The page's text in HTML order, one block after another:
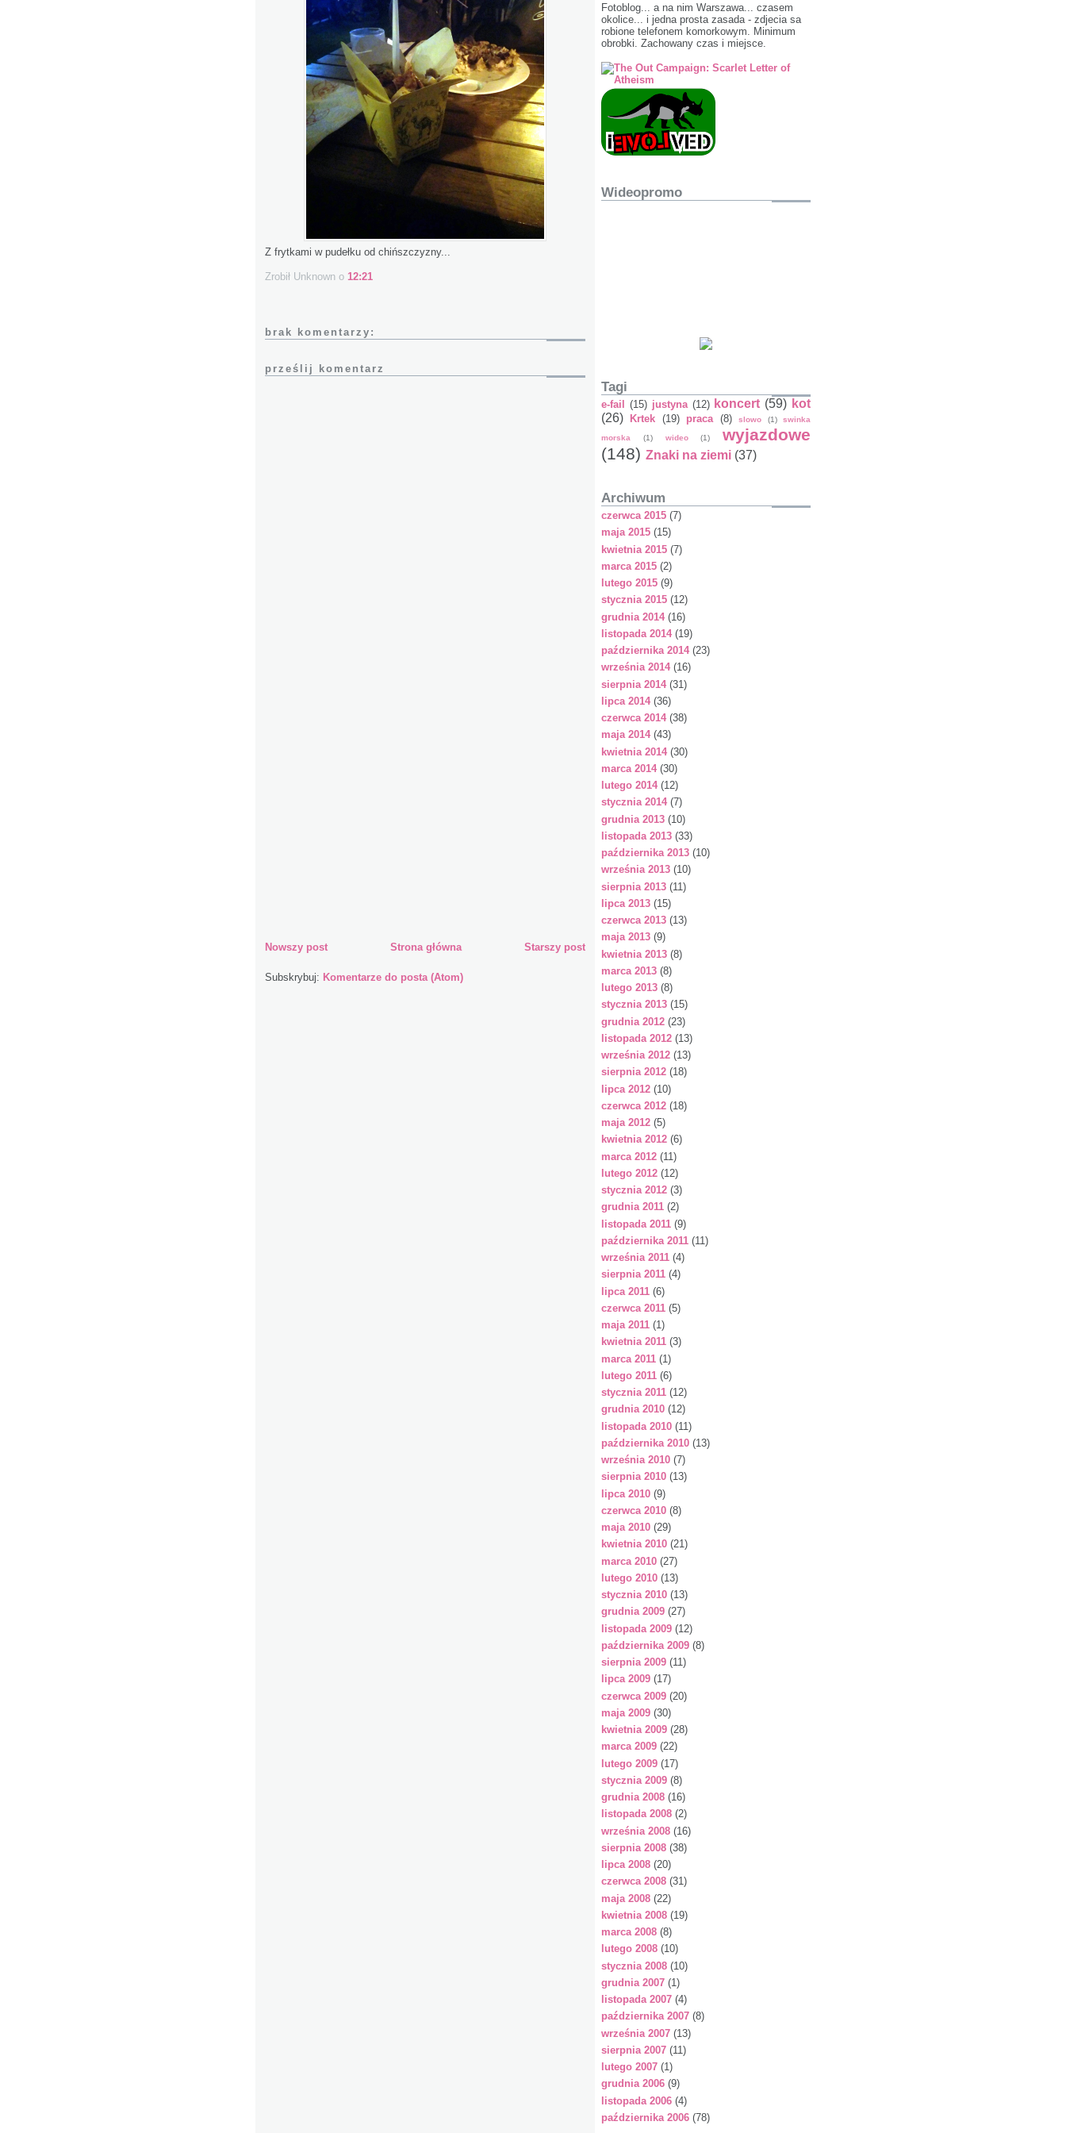
Z frytkami w pudełku od chińszczyzny...
Zrobił Unknown o 12:21
brak komentarzy:
prześlij komentarz
Nowszy post Starszy post
Strona główna
Subskrybuj: Komentarze do posta (Atom)
Fotoblog... a na nim Warszawa... czasem
okolice... i jedna prosta zasada - zdjecia sa
robione telefonem komorkowym. Minimum
obrobki. Zachowany czas i miejsce.
Wideopromo
Tagi
e-fail (15) justyna (12) koncert (59) kot
(26)
Krtek (19) praca (8) slowo (1) swinka
morska (1) wideo (1)
wyjazdowe
(148) Znaki na ziemi (37)
Archiwum
czerwca 2015 (7)
maja 2015 (15)
kwietnia 2015 (7)
marca 2015 (2)
lutego 2015 (9)
stycznia 2015 (12)
grudnia 2014(16)
listopada 2014(19)
października 2014(23)
września 2014(16)
sierpnia 2014(31)
lipca 2014(36)
czerwca 2014(38)
maja 2014(43)
kwietnia 2014(30)
marca 2014(30)
lutego 2014(12)
stycznia 2014(7)
grudnia 2013 (10)
listopada 2013 (33)
października 2013 (10)
września 2013 (10)
sierpnia 2013 (11)
lipca 2013 (15)
czerwca 2013 (13)
maja 2013 (9)
kwietnia 2013 (8)
marca 2013 (8)
lutego 2013 (8)
stycznia 2013 (15)
grudnia 2012 (23)
listopada 2012 (13)
września 2012 (13)
sierpnia 2012 (18)
lipca 2012 (10)
czerwca 2012 (18)
maja 2012 (5)
kwietnia 2012 (6)
marca 2012 (11)
lutego 2012 (12)
stycznia 2012 (3)
grudnia 2011 (2)
listopada 2011 (9)
października 2011 (11)
września 2011 (4)
sierpnia 2011 (4)
lipca 2011 (6)
czerwca 2011 (5)
maja 2011 (1)
kwietnia 2011 (3)
marca 2011 (1)
lutego 2011 (6)
stycznia 2011 (12)
grudnia 2010 (12)
listopada 2010 (11)
października 2010 (13)
września 2010 (7)
sierpnia 2010 (13)
lipca 2010 (9)
czerwca 2010 (8)
maja 2010 (29)
kwietnia 2010 (21)
marca 2010 (27)
lutego 2010 (13)
stycznia 2010 (13)
grudnia 2009 (27)
listopada 2009 (12)
października 2009 (8)
sierpnia 2009 (11)
lipca 2009 (17)
czerwca 2009 (20)
maja 2009 (30)
kwietnia 2009 (28)
marca 2009 (22)
lutego 2009 (17)
stycznia 2009 (8)
grudnia 2008 (16)
listopada 2008 (2)
września 2008 (16)
sierpnia 2008 (38)
lipca 2008 (20)
czerwca 2008 (31)
maja 2008 (22)
kwietnia 2008 (19)
marca 2008 (8)
lutego 2008 (10)
stycznia 2008 (10)
grudnia 2007 (1)
listopada 2007 (4)
października 2007 (8)
września 2007 (13)
sierpnia 2007 (11)
lutego 2007 (1)
grudnia 2006 (9)
listopada 2006 (4)
października 2006 (78)